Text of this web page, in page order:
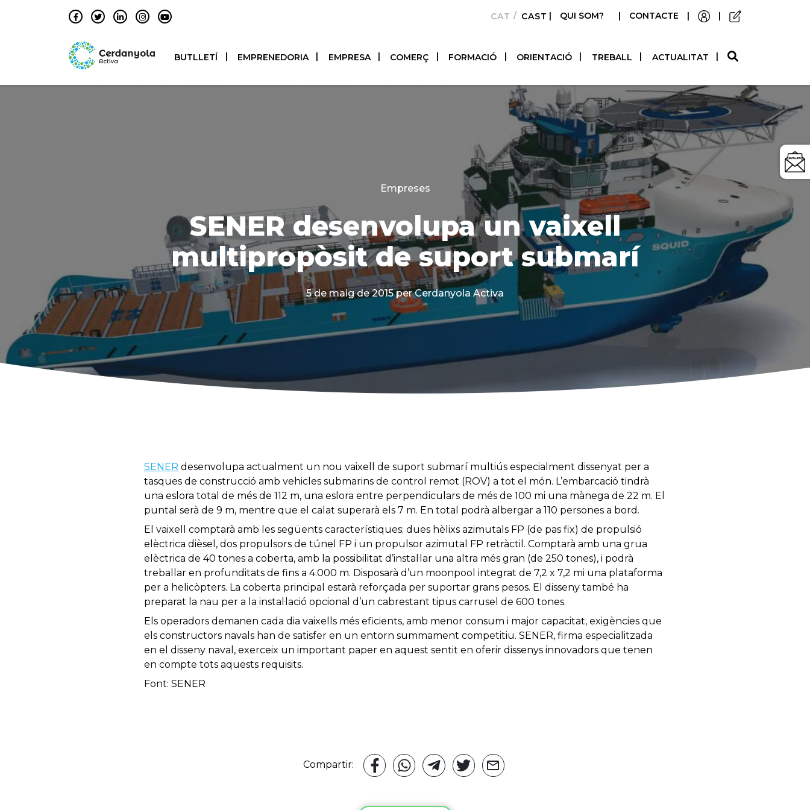
CATALÀCASTELLANO
| QUI SOM? | CONTACTE | |
BUTLLETÍ EMPRENEDORIA EMPRESA COMERÇ FORMACIÓ ORIENTACIÓ TREBALL ACTUALITAT
Categories
Empreses
SENER desenvolupa un vaixell
multipropòsit de suport submarí
5 de maig de 2015 per Cerdanyola Activa
SENER desenvolupa actualment un nou vaixell de suport submarí multiús especialment dissenyat per a
tasques de construcció amb vehicles submarins de control remot (ROV) a tot el món. L’embarcació tindrà
una eslora total de més de 112 m, una eslora entre perpendiculars de més de 100 mi una mànega de 22 m. El
puntal serà de 9 m, mentre que el calat superarà els 7 m. En total podrà albergar a 110 persones a bord.
El vaixell comptarà amb les següents característiques: dues hèlixs azimutals FP (de pas fix) de propulsió
elèctrica dièsel, dos propulsors de túnel FP i un propulsor azimutal FP retràctil. Comptarà amb una grua
elèctrica de 40 tones a coberta, amb la possibilitat d’instal·lar una altra més gran (de 250 tones), i podrà
treballar en profunditats de fins a 4.000 m. Disposarà d’un moonpool integrat de 7,2 x 7,2 mi una plataforma
per a helicòpters. La coberta principal estarà reforçada per suportar grans pesos. El disseny també ha
preparat la nau per a la instal·lació opcional d’un cabrestant tipus carrusel de 600 tones.
Els operadors demanen cada dia vaixells més eficients, amb menor consum i major capacitat, exigències que
els constructors navals han de satisfer en un entorn summament competitiu. SENER, firma especialitzada
en el disseny naval, exerceix un important paper en aquest sentit en oferir dissenys innovadors que tenen
en compte tots aquests requisits.
Font: SENER
Compartir: